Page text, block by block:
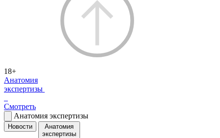
18+
Анатомия
экспертизы
Смотреть
Анатомия экспертизы
Новости
Анатомия
экспертизы